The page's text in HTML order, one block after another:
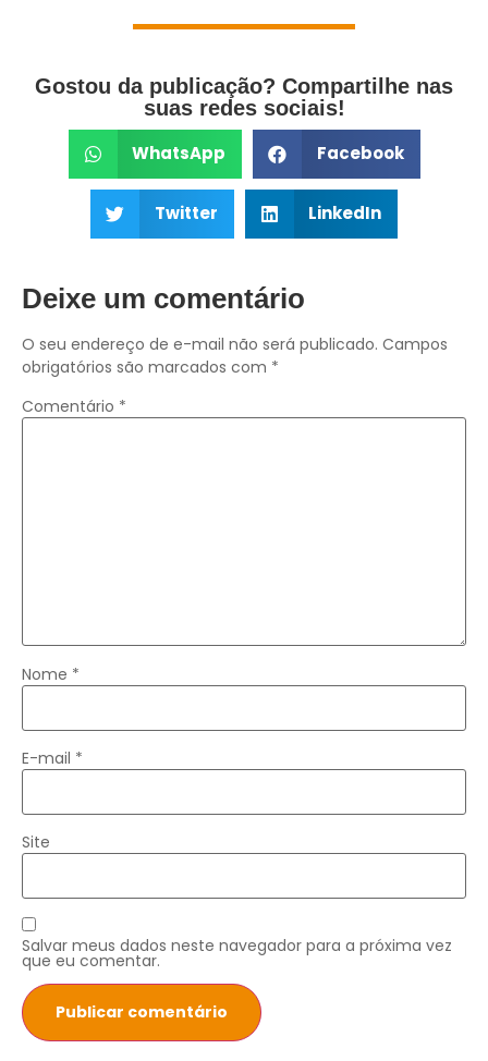
Gostou da publicação? Compartilhe nas
suas redes sociais!
WhatsApp Facebook
Twitter LinkedIn
Deixe um comentário
O seu endereço de e-mail não será publicado. Campos
obrigatórios são marcados com *
Comentário *
Nome *
E-mail *
Site
Salvar meus dados neste navegador para a próxima vez
que eu comentar.